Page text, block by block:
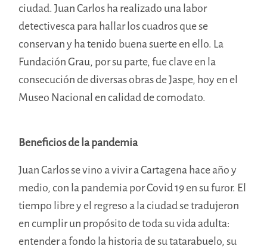
ciudad. Juan Carlos ha realizado una labor
detectivesca para hallar los cuadros que se
conservan y ha tenido buena suerte en ello. La
Fundación Grau, por su parte, fue clave en la
consecución de diversas obras de Jaspe, hoy en el
Museo Nacional en calidad de comodato.
Beneficios de la pandemia
Juan Carlos se vino a vivir a Cartagena hace año y
medio, con la pandemia por Covid 19 en su furor. El
tiempo libre y el regreso a la ciudad se tradujeron
en cumplir un propósito de toda su vida adulta:
entender a fondo la historia de su tatarabuelo, su